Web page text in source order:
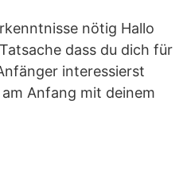
nötig Hallo
dass du dich für
interessierst
Anfang mit deinem